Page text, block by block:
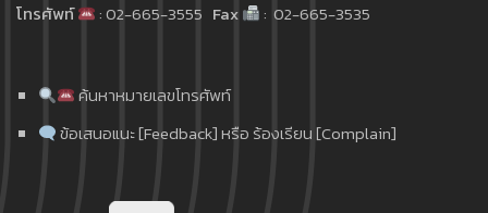
โทรศัพท์
: 02-665-3555 Fax : 02-665-3535
ค้นหาหมายเลขโทรศัพท์
ข้อเสนอแนะ [Feedback] หรือ ร้องเรียน [Complain]